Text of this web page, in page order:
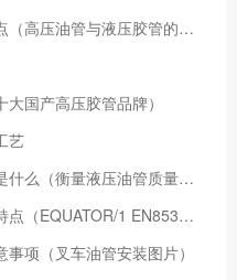
高压软管和液压软管有什么优点（高压油管与液压胶管的特点）
国产高压胶管品牌）
艺
衡量橡胶软管质量的重要指标是什么（衡量液压油管质量的四个指标）
玛努利耐高温耐热胶管的主要特点（EQUATOR/1 EN853的技术参数）
项（叉车油管安装图片）